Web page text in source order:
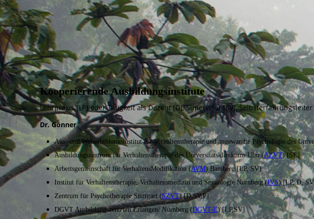
Kooperierende Ausbildungsinstitute
Lehrpraxis [LP] oder Tätigkeit als Dozent [D], Supervisor [SV],
Dr. Gönner
Aus- und Weiterbildungsinstitut für Verhaltenstherapie und angewandte Psychologie des
Ausbildungszentrum für Verhaltenstherapie des Universitätsklinikums Ulm (AZVT) [SE]
Arbeitsgemeinschaft für VerhaltensModifikation (AVM) Bamberg [LP, SV]
Institut für Verhaltenstherapie, Verhaltensmedizin und Sexuologie Nürnberg (IVS) [LP, D,
Zentrum für Psychotherapie Stuttgart (SZVT) [D,SV,P]
DGVT Ausbildungszentrum Erlangen/ Nürnberg (DGVT-E) [LP,SV]